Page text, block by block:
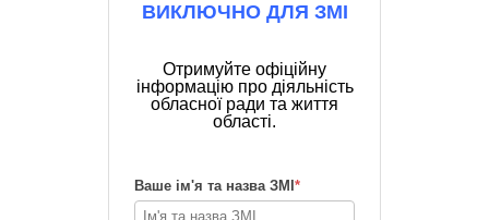
ВИКЛЮЧНО ДЛЯ ЗМІ
Отримуйте офіційну
інформацію про діяльність
обласної ради та життя
області.
Ваше ім'я та назва ЗМІ *